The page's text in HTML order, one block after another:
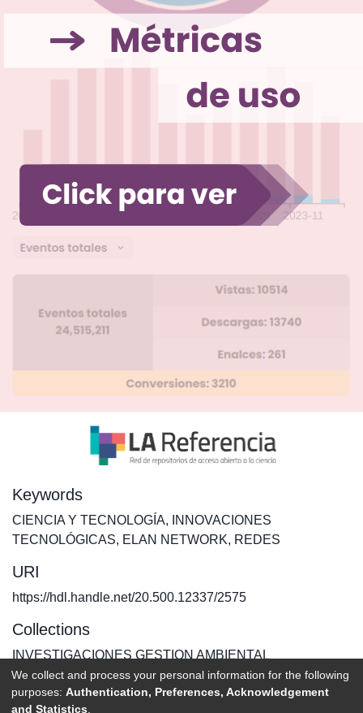
Keywords
CIENCIA Y TECNOLOGÍA,
INNOVACIONES
TECNOLÓGICAS, ELAN NETWORK, REDES
URI
https://hdl.handle.net/20.500.12337/2575
Collections
INVESTIGACIONES GESTION AMBIENTAL
Full item page
We collect and process your personal information for the following
purposes: Authentication, Preferences, Acknowledgement
and Statistics